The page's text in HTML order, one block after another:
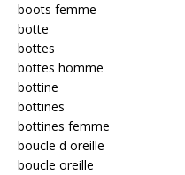
boots femme
botte
bottes
bottes homme
bottine
bottines
bottines femme
boucle d oreille
boucle oreille